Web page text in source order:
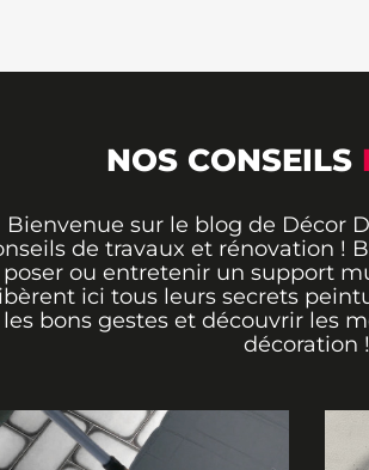
NOS CONSEILS
Bienvenue sur le blog de Décor
de travaux et rénovation !
poser ou entretenir un support
ici tous leurs secrets
les bons gestes et découvrir les
décoration !